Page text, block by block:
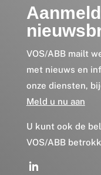
VOS/ABB mailt
met nieuws en
onze diensten,
Meld u nu aan
U kunt ook de
VOS/ABB